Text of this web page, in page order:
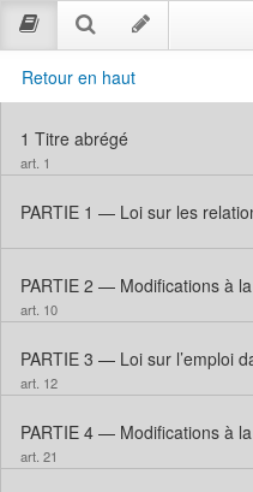
Retour en haut
1 Titre abrégé
art. 1
PARTIE 1 — Loi sur les
PARTIE 2 — Modifications à
art. 10
PARTIE 3 — Loi sur l’emploi
art. 12
PARTIE 4 — Modifications à
art. 21